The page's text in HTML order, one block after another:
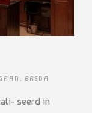
BREDA
seerd in